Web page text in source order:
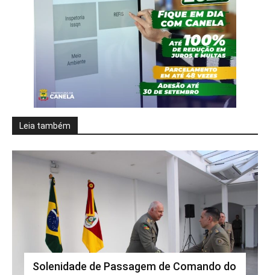
Leia também
Solenidade de Passagem de Comando do